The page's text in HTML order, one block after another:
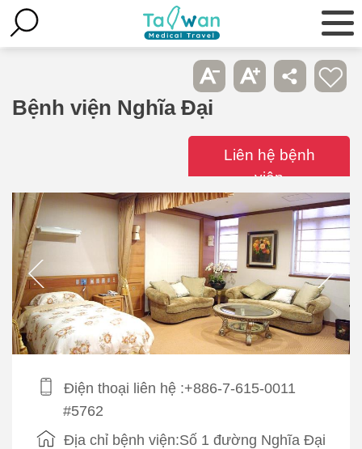
Bệnh viện Nghĩa Đại
Liên hệ bệnh
viện
Điện thoại liên hệ :+886-7-615-0011
#5762
Địa chỉ bệnh viện:Số 1 đường Nghĩa Đại